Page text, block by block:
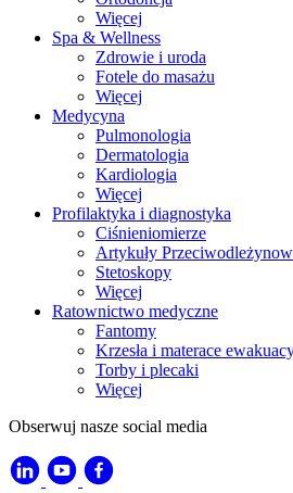
Więcej
Spa & Wellness
Zdrowie i uroda
Fotele do masażu
Więcej
Medycyna
Pulmonologia
Dermatologia
Kardiologia
Więcej
Profilaktyka i diagnostyka
Ciśnieniomierze
Artykuły
Stetoskopy
Więcej
Ratownictwo medyczne
Fantomy
Krzesła i materace
Torby i plecaki
Więcej
Obserwuj nasze social media